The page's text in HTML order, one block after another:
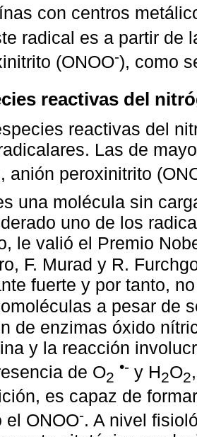
con centros
radical es a partir de
(ONOO-), como
reactivas del
reactivas del
Las de
anión peroxinitrito
una molécula sin
uno de los
le valió el Premio
F. Murad y R.
fuerte y por tanto,
a pesar de
de enzimas óxido
y la reacción
de O2
•- y H2O2
es capaz de
el ONOO-. A nivel